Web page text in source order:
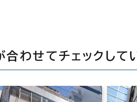
合わせてチェックして